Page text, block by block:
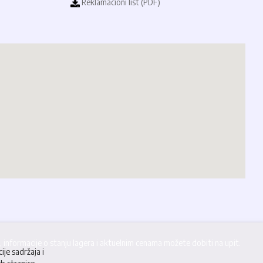
Reklamacioni list (PDF)
o stanju lagera i aktuelnim cenama možete dobiti na upit.
sadržaja i